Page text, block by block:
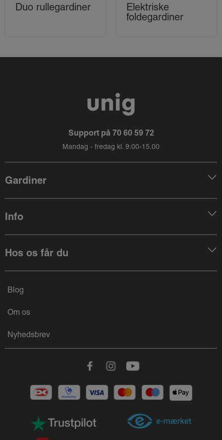
Duo rullegardiner
Elektriske
foldegardiner
Support på 70 60 59 72
Mandag - fredag kl. 9:00-15.00
Gardiner
Info
Hos os får du
Blog
Om os
Nyhedsbrev
FacebookInstagramYoutube